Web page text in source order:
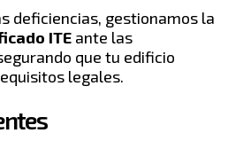
deficiencias, gestionamos la
ITE ante las
que tu edificio
legales.